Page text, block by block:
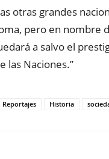
otras grandes
pero en nombre
a salvo el
las Naciones.”
Reportajes Historia